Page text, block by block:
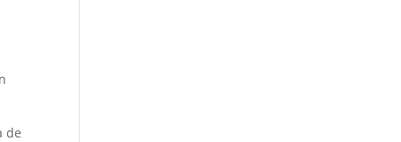
de